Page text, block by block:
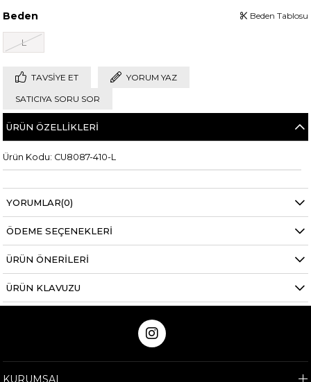
Beden
L
Beden Tablosu
TAVSIYE ET YORUM YAZ
SATICIYA SORU SOR
ÜRÜN ÖZELLIKLERI
Ürün Kodu: CU8087-410-L
YORUMLAR(0)
ÖDEME SEÇENEKLERI
ÜRÜN ÖNERILERI
ÜRÜN KLAVUZU
KURUMSAL